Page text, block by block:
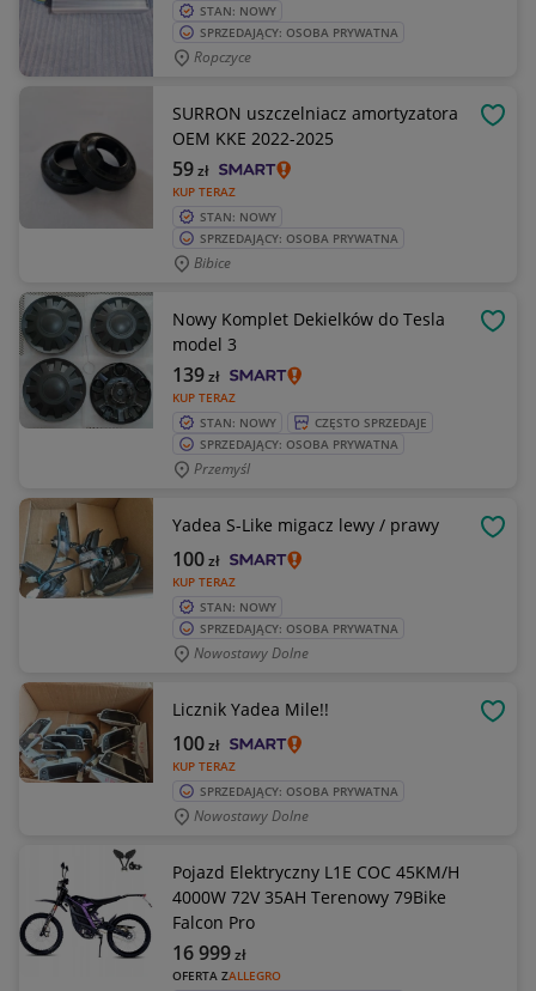
STAN: NOWY
SPRZEDAJĄCY: OSOBA PRYWATNA
Ropczyce
SURRON uszczelniacz amortyzatora
OEM KKE 2022-2025
KUP TERAZ
59zł
STAN: NOWY
SPRZEDAJĄCY: OSOBA PRYWATNA
Bibice
Nowy Komplet Dekielków do Tesla
model 3
KUP TERAZ
139zł
STAN: NOWY
CZĘSTO SPRZEDAJE
SPRZEDAJĄCY: OSOBA PRYWATNA
Przemyśl
Yadea S-Like migacz lewy / prawy
KUP TERAZ
100zł
STAN: NOWY
SPRZEDAJĄCY: OSOBA PRYWATNA
Nowostawy Dolne
Licznik Yadea Mile!!
KUP TERAZ
100zł
SPRZEDAJĄCY: OSOBA PRYWATNA
Nowostawy Dolne
Pojazd Elektryczny L1E COC 45KM/H
4000W 72V 35AH Terenowy 79Bike
Falcon Pro
OFERTA ZALLEGRO
16 999zł